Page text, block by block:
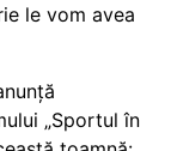
le vom avea
„Sportul în